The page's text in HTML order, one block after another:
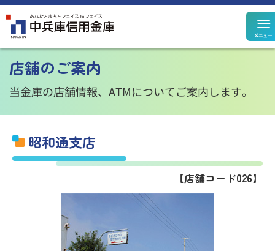
定期預金
決済性預金
規定集
シミュレーション
住宅ローン
カードローン
事業性ローン
店舗のご案内
当金庫の店舗情報、ATMについてご案内します。
昭和通支店
【店舗コード026】